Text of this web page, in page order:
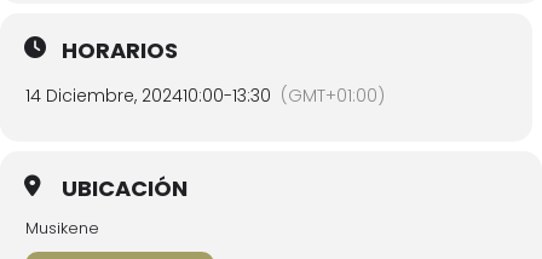
HORARIOS
14 Diciembre, 202410:00-13:30 (GMT+01:00)
UBICACIÓN
Musikene